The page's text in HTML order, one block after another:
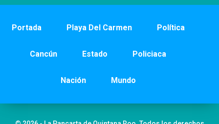
Portada Playa Del Carmen Política
Cancún Estado Policiaca
Nación Mundo